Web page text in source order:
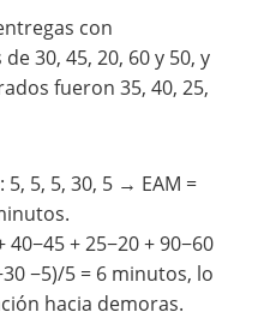
con
30, 45, 20, 60 y 50, y
fueron 35, 40, 25,
5, 5, 30, 5 → EAM =
40−45 + 25−20 + 90−60
−5)/5 = 6 minutos, lo
hacia demoras.